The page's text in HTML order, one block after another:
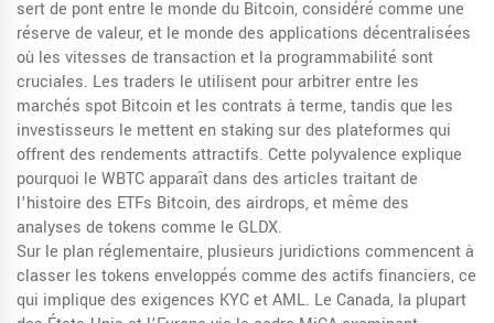
sert de pont entre le monde du Bitcoin, considéré comme une
réserve de valeur, et le monde des applications décentralisées
où les vitesses de transaction et la programmabilité sont
cruciales. Les traders le utilisent pour arbitrer entre les
marchés spot Bitcoin et les contrats à terme, tandis que les
investisseurs le mettent en staking sur des plateformes qui
offrent des rendements attractifs. Cette polyvalence explique
pourquoi le WBTC apparaît dans des articles traitant de
l’histoire des ETFs Bitcoin, des airdrops, et même des
analyses de tokens comme le GLDX.
Sur le plan réglementaire, plusieurs juridictions commencent à
classer les tokens enveloppés comme des actifs financiers, ce
qui implique des exigences KYC et AML. Le Canada, la plupart